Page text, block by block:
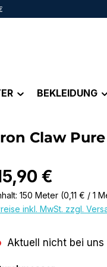
BEKLEIDUNG
Claw
Preis:
€
150 Meter (0,11 € / 1
inkl. MwSt. zzgl.
Aktuell nicht bei uns